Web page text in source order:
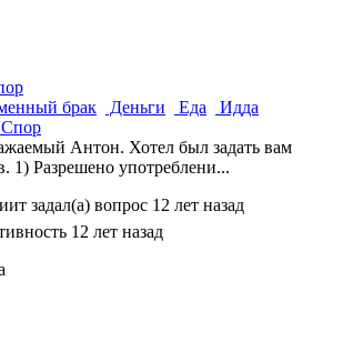
брак Деньги Еда
Идда
Спор
Антон. Хотел был задать вам
1) Разрешено употреблени...
задал(а) вопрос 12 лет назад
12 лет назад